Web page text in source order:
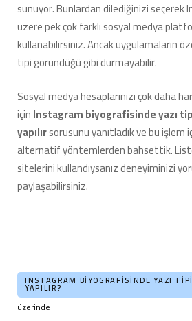
sunuyor. Bunlardan dilediğinizi
üzere pek çok farklı sosyal medya
kullanabilirsiniz. Ancak uygulamaların
tipi göründüğü gibi durmayabilir.
Sosyal medya hesaplarınızı çok daha
içinInstagram biyografisinde yazı
yapılırsorusunu yanıtladık ve bu işlem
alternatif yöntemlerden bahsettik.
sitelerini kullandıysanız deneyiminizi
paylaşabilirsiniz.
INSTAGRAM BIYOGRAFISINDE YAZI
YAPILIR?
üzerinde